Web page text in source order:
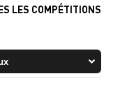
LES COMPÉTITIONS